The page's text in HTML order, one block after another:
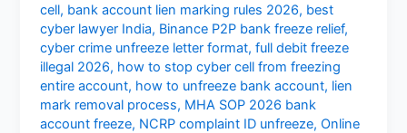
cell, bank account lien marking rules 2026, best
cyber lawyer India, Binance P2P bank freeze relief,
cyber crime unfreeze letter format,full debit freeze
illegal 2026, how to stop cyber cell from freezing
entire account, how to unfreeze bank account, lien
mark removal process, MHA SOP 2026 bank
account freeze, NCRP complaint ID unfreeze,Online